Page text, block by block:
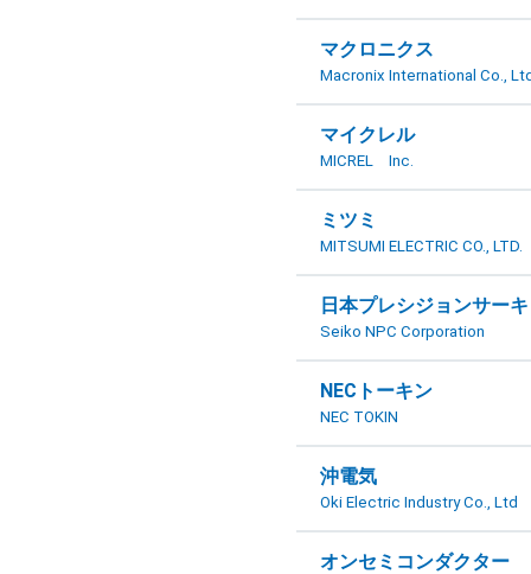
マクロニクス
Macronix International Co.,
マイクレル
MICREL Inc.
ミツミ
MITSUMI ELECTRIC CO., LTD.
日本プレシジョンサー
Seiko NPC Corporation
NECトーキン
NEC TOKIN
沖電気
Oki Electric Industry Co., Ltd
オンセミコンダクター